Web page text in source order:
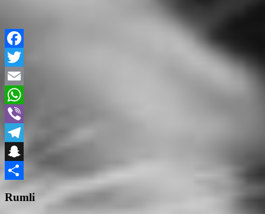
Facebook
Twitter
Email
WhatsApp
Viber
Telegram
Snapchat
Teilen
Rumli